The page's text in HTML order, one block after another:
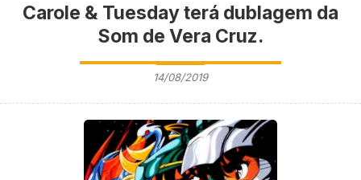
Carole & Tuesday terá dublagem da
Som de Vera Cruz.
14/08/2019